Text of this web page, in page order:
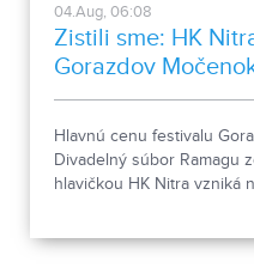
04.Aug, 06:08
Zistili sme: HK
Gorazdov
Hlavnú cenu festivalu
Divadelný súbor Ramagu
hlavičkou HK Nitra vzniká